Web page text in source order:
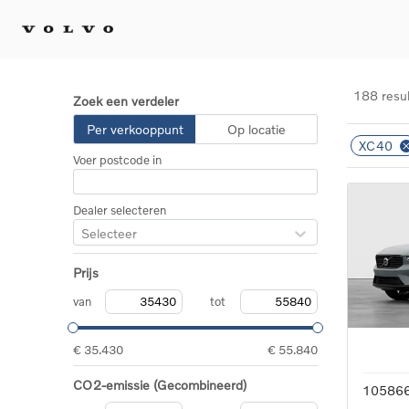
Stel
Fleet
Plug-
Zoek een verdeler
Per verkooppunt
Op locatie
Voer postcode in
Dealer selecteren
Selecteer
Prijs
van tot
€ 35.430 € 55.840
CO2-emissie (Gecombineerd)
188
XC40